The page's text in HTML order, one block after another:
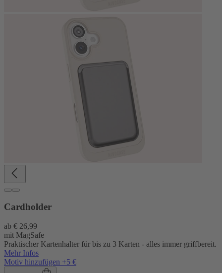
Cardholder
ab € 26,99
mit MagSafe
Praktischer Kartenhalter für bis zu 3 Karten - alles immer griffbereit.
Mehr Infos
Motiv hinzufügen +5 €